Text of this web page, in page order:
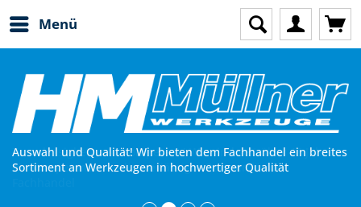
Menü
Zuverlässigkeit und Kompetenz! Wir sind seit über 45 Jahren
ein kompetenter und zuverlässiger Partner für den
Auswahl und Qualität! Wir bieten dem Fachhandel ein breites
Sortiment an Werkzeugen in hochwertiger Qualität